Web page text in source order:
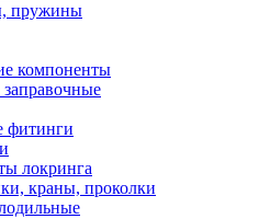
пружины
компоненты
фитинги
локринга
краны, проколки